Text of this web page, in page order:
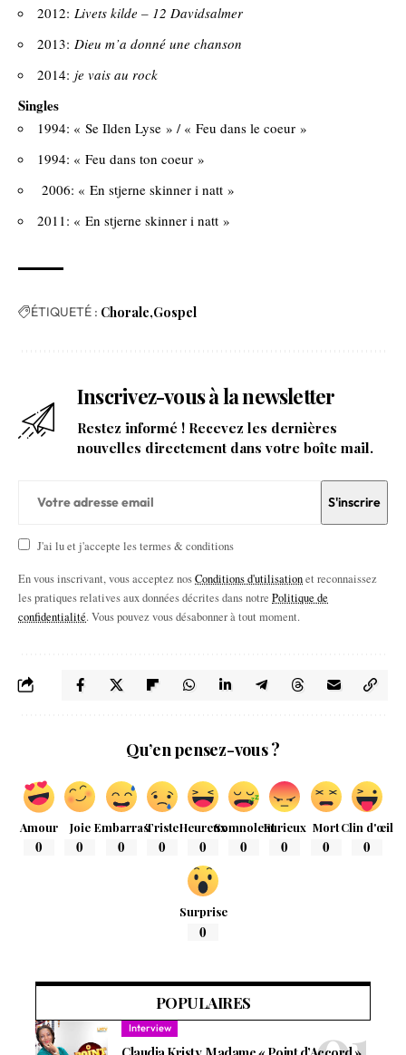
2012: Livets kilde – 12 Davidsalmer
2013: Dieu m’a donné une chanson
2014: je vais au rock
Singles
1994: « Se Ilden Lyse » / « Feu dans le coeur »
1994: « Feu dans ton coeur »
2006: « En stjerne skinner i natt »
2011: « En stjerne skinner i natt »
ÉTIQUETÉ : Chorale Gospel
Inscrivez-vous à la newsletter
Restez informé ! Recevez les dernières
nouvelles directement dans votre boîte mail.
J'ai lu et j'accepte les termes & conditions
En vous inscrivant, vous acceptez nosConditions d'utilisationet reconnaissez
les pratiques relatives aux données décrites dans notre Politique de
confidentialité. Vous pouvez vous désabonner à tout moment.
Qu’en pensez-vous ?
Amour
0
Joie
0
Embarras
0
Triste
0
Heureux
0
Somnolent
0
Furieux
0
Mort
0
Clin d'œil
0
Surprise
0
POPULAIRES
Interview